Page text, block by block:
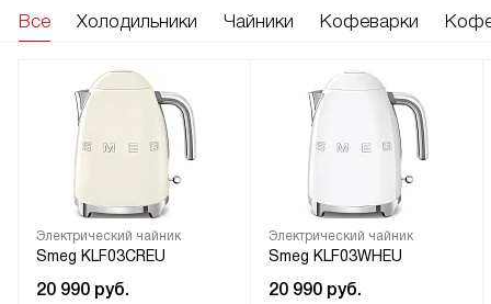
Все Холодильники Чайники Кофеварки
Электрический чайник
Smeg KLF03CREU
20 990 руб.
Электрический чайник
Smeg KLF03WHEU
20 990 руб.